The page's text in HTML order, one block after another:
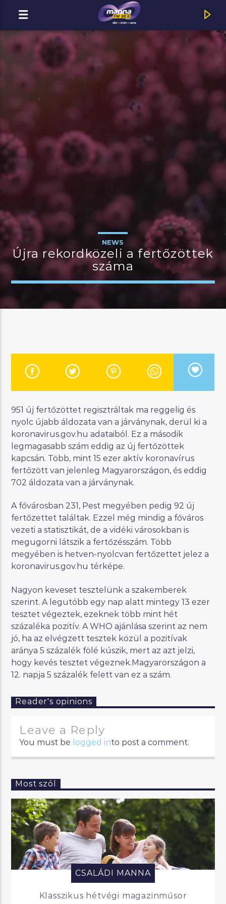
MannaFM
CSALÁDI MANNA
07:00
Manna FM
NEWS
Újra rekordközeli a fertőzöttek
száma
951 új fertőzöttet regisztráltak ma reggelig és
nyolc újabb áldozata van a járványnak, derül ki a
koronavirus.gov.hu adataiból. Ez a második
legmagasabb szám eddig az új fertőzöttek
kapcsán. Több, mint 15 ezer aktív koronavírus
fertőzött van jelenleg Magyarországon, és eddig
702 áldozata van a járványnak.
A fővárosban 231, Pest megyében pedig 92 új
fertőzettet találtak. Ezzel még mindig a főváros
vezeti a statisztikát, de a vidéki városokban is
megugorni látszik a fertőzésszám. Több
megyében is hetven-nyolcvan fertőzettet jelez a
koronavirus.gov.hu térképe.
Nagyon keveset tesztelünk a szakemberek
szerint. A legutóbb egy nap alatt mintegy 13 ezer
tesztet végeztek, ezeknek több mint hét
százaléka pozitív. A WHO ajánlása szerint az nem
jó, ha az elvégzett tesztek közül a pozitívak
aránya 5 százalék fölé kúszik, mert az azt jelzi,
hogy kevés tesztet végeznek.Magyarországon a
12. napja 5 százalék felett van ez a szám.
Reader's opinions
Leave a Reply
You must be logged into post a comment.
Most szól
CSALÁDI MANNA
Klasszikus hétvégi magazinműsor